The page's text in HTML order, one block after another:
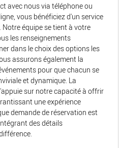
avec nous via téléphone ou
vous bénéficiez d'un service
équipe se tient à votre
les renseignements
dans le choix des options les
assurons également la
pour que chacun se
et dynamique. La
sur notre capacité à offrir
une expérience
demande de réservation est
des détails